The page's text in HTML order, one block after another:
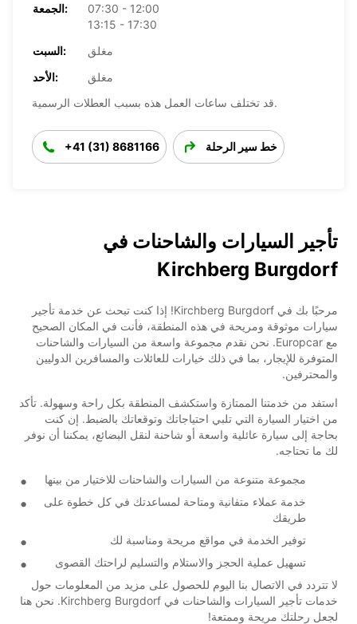
الجمعة:
07:30 - 12:00
13:15 - 17:30
السبت:
مغلق
الأحد:
مغلق
قد تختلف ساعات العمل هذه بسبب العطلات الرسمية.
+41 (31) 8681166 خط سير الرحلة
تأجير السيارات والشاحنات في
Kirchberg Burgdorf
مرحبًا بك في Kirchberg Burgdorf! إذا كنت تبحث عن خدمة تأجير
سيارات موثوقة ومريحة في هذه المنطقة، فأنت في المكان الصحيح
مع Europcar. نحن نقدم مجموعة واسعة من السيارات والشاحنات
المتوفرة للإيجار، بما في ذلك خيارات للعائلات والمسافرين الدوليين
والمحترفين.
استفد من خدمتنا الممتازة واستكشف المنطقة بكل راحة وسهولة. تأكد
من اختيار السيارة التي تلبي احتياجاتك وتوقعاتك بالضبط. إن كنت
بحاجة إلى سيارة عائلية واسعة أو شاحنة لنقل البضائع، يمكننا أن نوفر
لك ما تحتاجه.
مجموعة متنوعة من السيارات والشاحنات للاختيار من بينها
خدمة عملاء متفانية ومتاحة لمساعدتك في كل خطوة على
طريقك
توفير الخدمة في مواقع مريحة ومناسبة لك
تسهيل عملية الحجز والاستلام والتسليم لراحتك القصوى
لا تتردد في الاتصال بنا اليوم للحصول على مزيد من المعلومات حول
خدمات تأجير السيارات والشاحنات في Kirchberg Burgdorf. نحن هنا
لجعل رحلتك مريحة وممتعة!